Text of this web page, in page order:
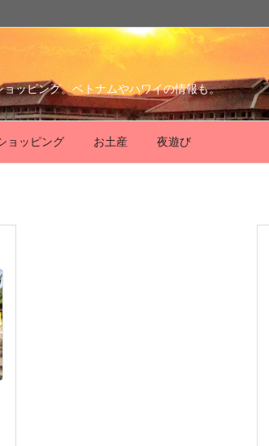
ッピング。ベトナムやハワイの情報も。
ョッピング お土産 夜遊び